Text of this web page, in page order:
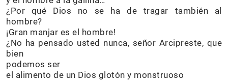
¿Por qué Dios no se ha de tragar también al
hombre?
¡Gran manjar es el hombre!
¿No ha pensado usted nunca, señor Arcipreste, que
bien
podemos ser
el alimento de un Dios glotón y monstruoso